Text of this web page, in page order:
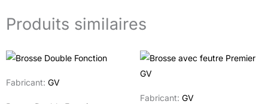
Produits similaires
Fabricant: GV
Plage
de
12,00€
produit
Fabricant: GV